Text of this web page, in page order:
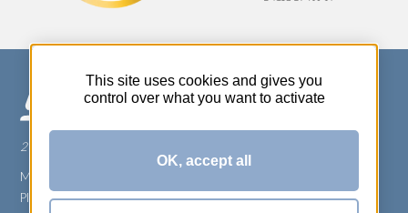
270 Rue Thérèse Planiol - 37310 TAUXIGNY
Mentions légales
Plan du site
This site uses cookies and gives you
control over what you want to activate
OK, accept all